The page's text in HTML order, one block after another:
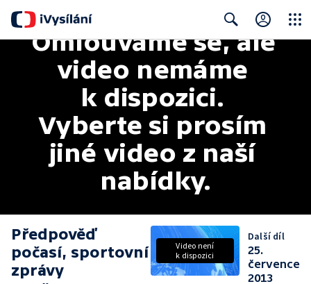
Search
Omlouváme se, ale
video nemáme
k dispozici.
Vyberte si prosím
jiné video z naší
nabídky.
Předpověď
počasí, sportovní
zprávy
Video není
k dispozici
Další díl
25.
července
2013